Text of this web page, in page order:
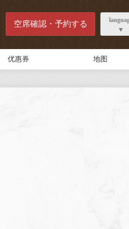
空席確認・予約する
优惠券 地图